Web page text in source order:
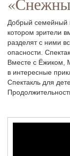
Добрый семейный
котором зрители
разделят с ними
опасности.
Вместе с Ёжиком,
в интересные
Спектакль для